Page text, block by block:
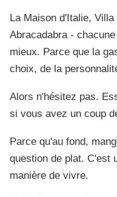
La Maison d'Italie, Villa
Abracadabra -
mieux. Parce que la
choix, de la
Alors n'hésitez pas.
si vous avez un coup
Parce qu'au fond,
question de plat. C'est
manière de vivre.